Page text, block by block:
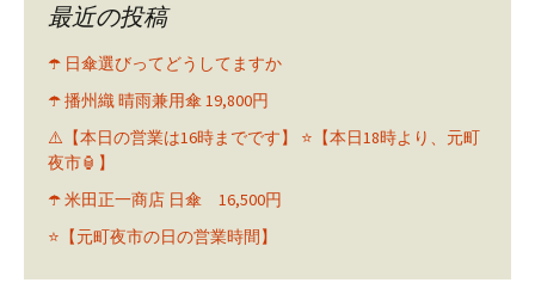
最近の投稿
☂️ 日傘選びってどうしてますか
☂️ 播州織 晴雨兼用傘 19,800円
⚠️【本日の営業は16時までです】 ⭐️【本日18時より、元町
夜市🏮】
☂️ 米田正一商店 日傘 16,500円
⭐️【元町夜市の日の営業時間】